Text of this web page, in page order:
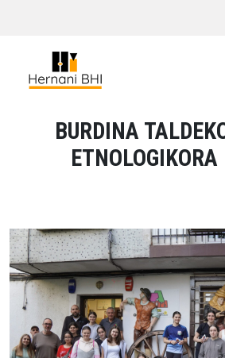
BURDINA